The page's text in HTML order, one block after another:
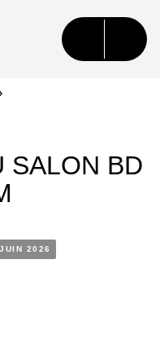
CONTENU
SALON BD
2026